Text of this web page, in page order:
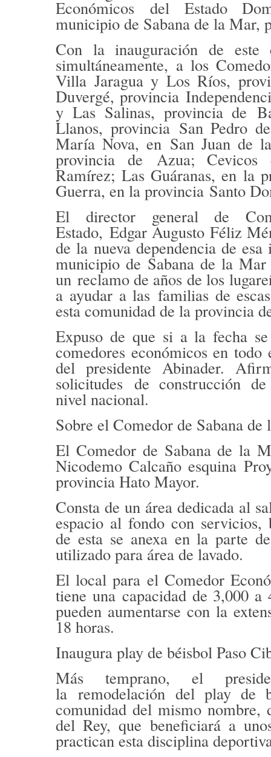
Económicos del Estado
municipio de Sabana de la Mar,
Con la inauguración de este
simultáneamente, a los
Villa Jaragua y Los Ríos,
Duvergé, provincia
y Las Salinas, provincia de
Llanos, provincia San Pedro
María Nova, en San Juan de
provincia de Azua;
Ramírez; Las Guáranas, en la
Guerra, en la provincia Santo
El director general de
Estado, Edgar Augusto Féliz
de la nueva dependencia de
municipio de Sabana de la
un reclamo de años de los
a ayudar a lasfamilias de
esta comunidad de la provincia
Expuso de que si a la fecha
comedores económicos en todo
del presidente Abinader.
solicitudes de construcción
nivel nacional.
Sobre el Comedor de Sabana de
El Comedor de Sabana de la
Nicodemo Calcaño esquina
provincia Hato Mayor.
Consta de un área dedicada al
espacio al fondo con servicios,
de esta se anexa en la parte
utilizado para área de lavado.
El local para el Comedor
tiene unacapacidad de 3,000 a
pueden aumentarse con la
18 horas.
Inaugura play de béisbol Paso
Más temprano, el
laremodelación del play de
comunidad del mismo
del Rey, quebeneficiará a
practican esta disciplina